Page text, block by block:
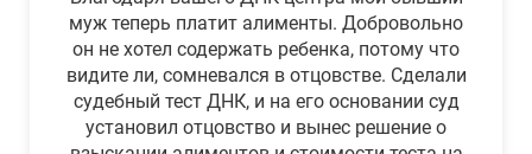
муж теперь платит алименты. Добровольно
он не хотел содержать ребенка, потому что
видите ли, сомневался в отцовстве. Сделали
судебный тест ДНК, и на его основании суд
установил отцовство и вынес решение о